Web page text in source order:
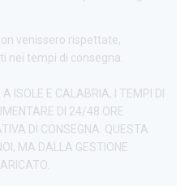
venissero rispettate,
nei tempi di consegna.
ISOLE E CALABRIA, I TEMPI DI
DI 24/48 ORE
DI CONSEGNA. QUESTA
MA DALLA GESTIONE